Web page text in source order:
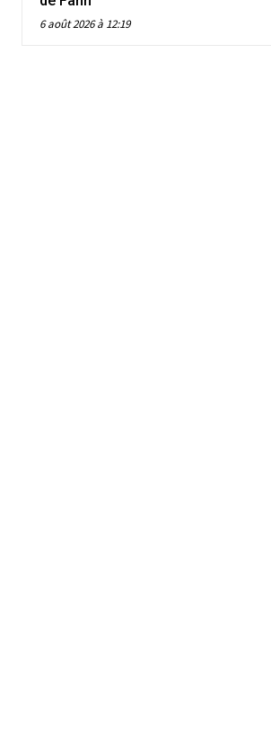
6 août 2026 à 12:19